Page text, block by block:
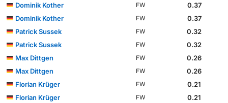
Dominik Kother
FW
0.37
Dominik Kother
FW
0.37
Patrick Sussek
FW
0.32
Patrick Sussek
FW
0.32
Max Dittgen
FW
0.26
Max Dittgen
FW
0.26
Florian Krüger
FW
0.21
Florian Krüger
FW
0.21